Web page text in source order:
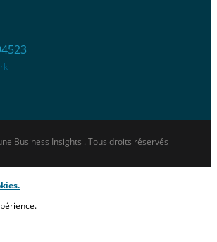
Business Insights . Tous droits réservés